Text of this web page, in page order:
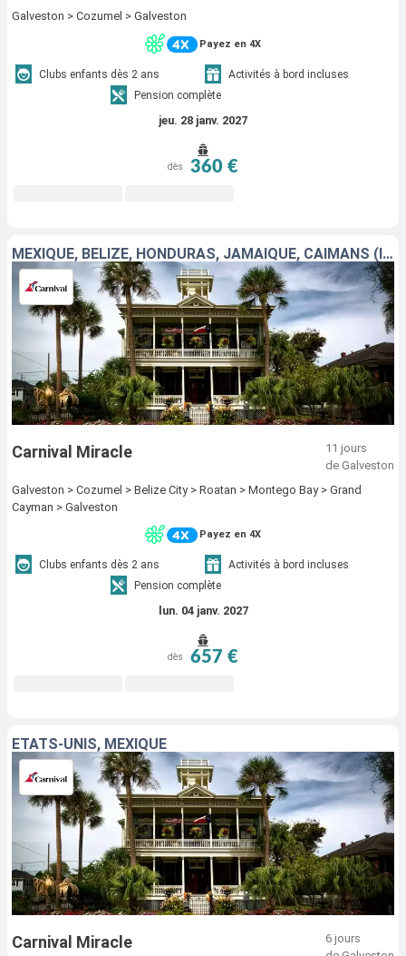
Galveston > Cozumel > Galveston
Payez en 4X
Clubs enfants dès 2 ans
Activités à bord incluses
Pension complète
jeu. 28 janv. 2027
dès 360 €
MEXIQUE, BELIZE, HONDURAS, JAMAÏQUE, CAÏMANS (ÎLES), ÉTATS-UNIS
Carnival Miracle
11 jours
de Galveston
Galveston > Cozumel > Belize City > Roatan > Montego Bay > Grand
Cayman > Galveston
Payez en 4X
Clubs enfants dès 2 ans
Activités à bord incluses
Pension complète
lun. 04 janv. 2027
dès 657 €
ÉTATS-UNIS, MEXIQUE
Carnival Miracle
6 jours